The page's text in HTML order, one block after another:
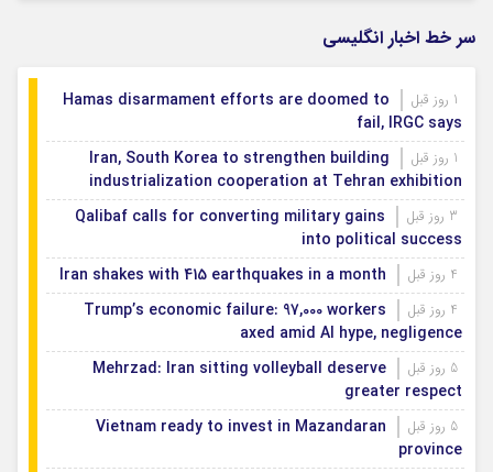
سر خط اخبار انگلیسی
Hamas disarmament efforts are doomed to
fail, IRGC says
Iran, South Korea to strengthen building
industrialization cooperation at Tehran exhibition
Qalibaf calls for converting military gains
into political success
Iran shakes with 415 earthquakes in a month
Trump’s economic failure: 97,000 workers
axed amid AI hype, negligence
Mehrzad: Iran sitting volleyball deserve
greater respect
Vietnam ready to invest in Mazandaran
province